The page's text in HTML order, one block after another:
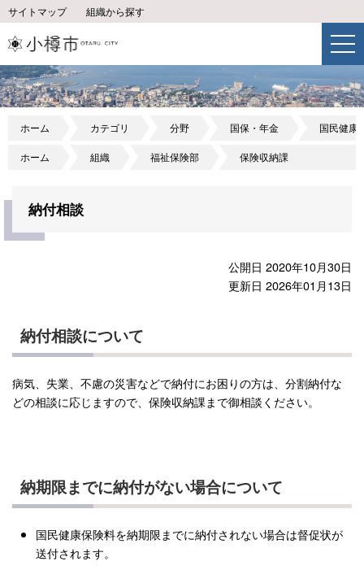
サイトマップ 組織から探す
ホーム カテゴリ 分野 国保・年金 国民健康
ホーム 組織 福祉保険部 保険収納課
納付相談
公開日 2020年10月30日
更新日 2026年01月13日
納付相談について
病気、失業、不慮の災害などで納付にお困りの方は、分割納付な
どの相談に応じますので、保険収納課まで御相談ください。
納期限までに納付がない場合について
国民健康保険料を納期限までに納付されない場合は督促状が
送付されます。